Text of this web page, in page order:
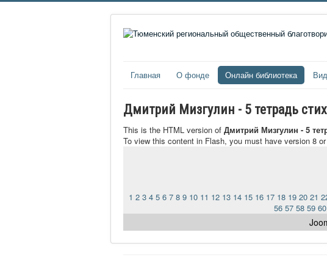
Главная О фонде Онлайн библиотека
Дмитрий Мизгулин - 5 тетрадь
This is the HTML version of Дмитрий Мизгулин - 5
To view this content in Flash, you must have version 8
1 2 3 4 5 6 7 8 9 10 11 12 13 14 15 16 17 18 19 20 21
56 57 58 59 60